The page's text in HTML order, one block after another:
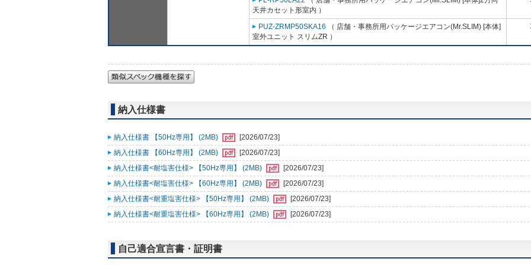
天井カセット形室内 ）
PUZ-ZRMP50SKA16 （ 店舗・事務所用パッケージエアコン(Mr.SLIM) [本体]
室外ユニット スリムZR ）
納入仕様書
納入仕様書 【50Hz専用】 (2MB)
[2026/07/23]
納入仕様書 【60Hz専用】 (2MB)
[2026/07/23]
納入仕様書<耐塩害仕様> 【50Hz専用】 (2MB)
[2026/07/23]
納入仕様書<耐塩害仕様> 【60Hz専用】 (2MB)
[2026/07/23]
納入仕様書<耐重塩害仕様> 【50Hz専用】 (2MB)
[2026/07/23]
納入仕様書<耐重塩害仕様> 【60Hz専用】 (2MB)
[2026/07/23]
自己適合宣言書・証明書